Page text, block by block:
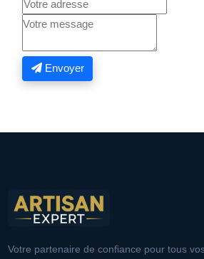
Envoyer
Votre partenaire de confiance pour tous